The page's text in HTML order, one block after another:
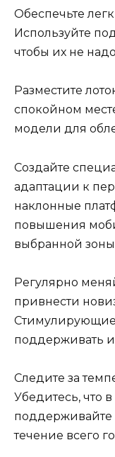
Обеспечьте
Используйте
чтобы их не
Разместите
спокойном
модели для
Создайте
адаптации к
наклонные
повышения
выбранной
Регулярно
привнести
поддерживать
Следите за
Убедитесь, что
поддерживайте
течение всего